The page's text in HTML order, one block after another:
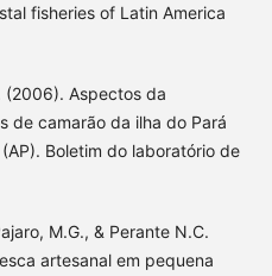
fisheries of Latin America
(2006). Aspectos da
de camarão da ilha do Pará
Boletim do laboratório de
M.G., & Perante N.C.
artesanal em pequena